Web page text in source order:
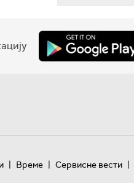
| Време | Сервисне вести |